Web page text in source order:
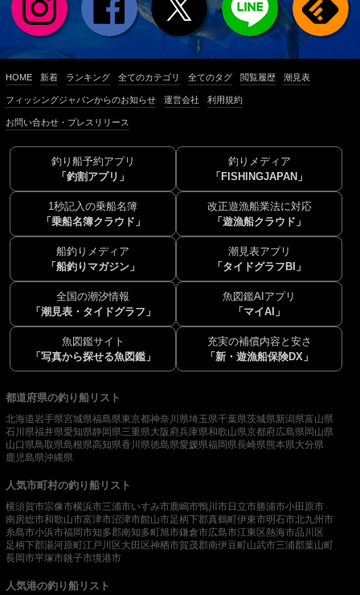
HOME 新着 ランキング 全てのカテゴリ 全てのタグ 閲覧履歴 潮見表
フィッシングジャパンからのお知らせ 運営会社 利用規約
お問い合わせ・プレスリリース
釣り船予約アプリ
「釣割アプリ」
釣りメディア
「FISHINGJAPAN」
1秒記入の乗船名簿
「乗船名簿クラウド」
改正遊漁船業法に対応
「遊漁船クラウド」
船釣りメディア
「船釣りマガジン」
潮見表アプリ
「タイドグラフBI」
全国の潮汐情報
「潮見表・タイドグラフ」
魚図鑑AIアプリ
「マイAI」
魚図鑑サイト
「写真から探せる魚図鑑」
充実の補償内容と安さ
「新・遊漁船保険DX」
都道府県の釣り船リスト
北海道岩手県宮城県福島県東京都神奈川県埼玉県千葉県茨城県新潟県富山県
石川県福井県愛知県静岡県三重県大阪府兵庫県和歌山県京都府広島県岡山県
山口県鳥取県島根県高知県香川県徳島県愛媛県福岡県長崎県熊本県大分県
鹿児島県沖縄県
人気市町村の釣り船リスト
横須賀市宗像市横浜市三浦市いすみ市鹿嶋市鴨川市 日立市勝浦市小田原市
南房総市和歌山市富津市沼津市館山市足柄下郡真鶴町伊東市明石市北九州市
糸島市小浜市福岡市知多郡南知多町旭市鎌倉市広島市江東区熱海市品川区
足柄下郡湯河原町江戸川区 大田区神栖市賀茂郡南伊豆町山武市三浦郡葉山町
長岡市平塚市銚子市境港市
人気港の釣り船リスト